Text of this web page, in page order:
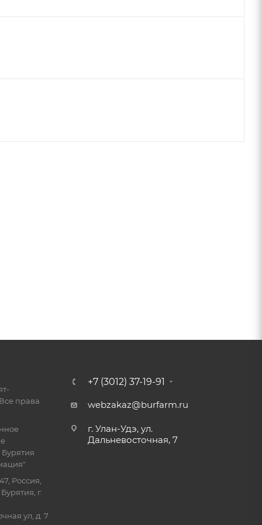
права
Россия,
г.
ул, д. 7
+7 (3012) 37-19-91
webzakaz@burfarm.ru
г. Улан-Удэ, ул.
Дальневосточная, 7